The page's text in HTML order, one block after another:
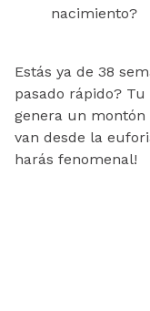
nacimiento?
Estás ya de 38
pasado rápido?
genera un
van desde la
harás fenomenal!